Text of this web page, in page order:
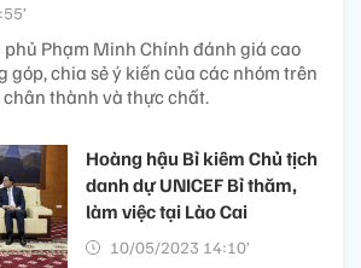
Phạm Minh Chính đánh giá cao
góp, chia sẻ ý kiến của các nhóm trên
thành và thực chất.
Hoàng hậu Bỉ kiêm Chủ tịch
danh dự UNICEF Bỉ thăm,
làm việc tại Lào Cai
10/05/2023 14:10’